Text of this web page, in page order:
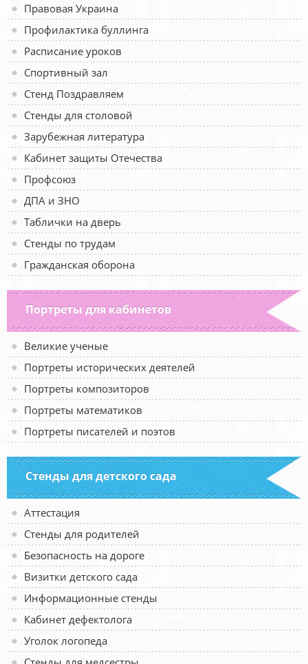
Правовая Украина
Профилактика буллинга
Расписание уроков
Спортивный зал
Стенд Поздравляем
Стенды для столовой
Зарубежная литература
Кабинет защиты Отечества
Профсоюз
ДПА и ЗНО
Таблички на дверь
Стенды по трудам
Гражданская оборона
Портреты для кабинетов
Великие ученые
Портреты исторических деятелей
Портреты композиторов
Портреты математиков
Портреты писателей и поэтов
Стенды для детского сада
Аттестация
Стенды для родителей
Безопасность на дороге
Визитки детского сада
Информационные стенды
Кабинет дефектолога
Уголок логопеда